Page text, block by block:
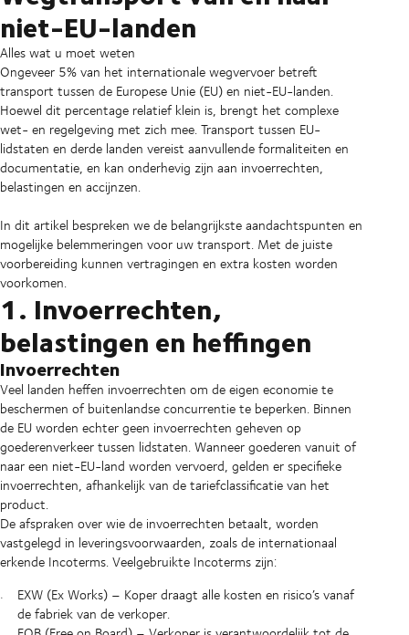
niet-EU-landen
Alles wat u moet weten
Ongeveer 5% van het internationale wegvervoer betreft
transport tussen de Europese Unie (EU) en niet-EU-landen.
Hoewel dit percentage relatief klein is, brengt het complexe
wet- en regelgeving met zich mee. Transport tussen EU-
lidstaten en derde landen vereist aanvullende formaliteiten en
documentatie, en kan onderhevig zijn aan invoerrechten,
belastingen en accijnzen.
In dit artikel bespreken we de belangrijkste aandachtspunten en
mogelijke belemmeringen voor uw transport. Met de juiste
voorbereiding kunnen vertragingen en extra kosten worden
voorkomen.
1. Invoerrechten,
belastingen en heffingen
Invoerrechten
Veel landen heffen invoerrechten om de eigen economie te
beschermen of buitenlandse concurrentie te beperken. Binnen
de EU worden echter geen invoerrechten geheven op
goederenverkeer tussen lidstaten. Wanneer goederen vanuit of
naar een niet-EU-land worden vervoerd, gelden er specifieke
invoerrechten, afhankelijk van de tariefclassificatie van het
product.
De afspraken over wie de invoerrechten betaalt, worden
vastgelegd in leveringsvoorwaarden, zoals de internationaal
erkende Incoterms. Veelgebruikte Incoterms zijn:
EXW (Ex Works) – Koper draagt alle kosten en risico’s vanaf
de fabriek van de verkoper.